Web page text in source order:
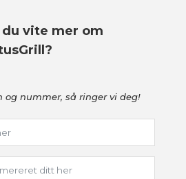
du vite mer om
nummer, så ringer vi deg!